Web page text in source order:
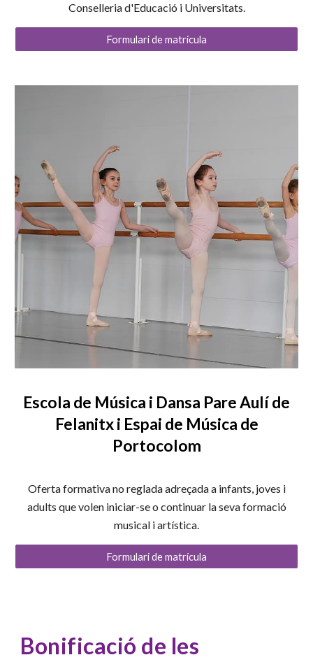
Conselleria d'Educació i Universitats.
Formulari de matrícula
Escola de Música i Dansa Pare Aulí de
Felanitx i Espai de Música de
Portocolom
Oferta formativa no reglada adreçada a infants, joves i
adults que volen iniciar-se o continuar la seva formació
musical i artística.
Formulari de matrícula
Bonificació de les